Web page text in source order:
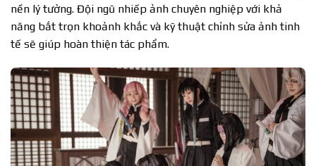
nền lý tưởng. Đội ngũ nhiếp ảnh chuyên nghiệp với khả
năng bắt trọn khoảnh khắc và kỹ thuật chỉnh sửa ảnh tinh
tế sẽ giúp hoàn thiện tác phẩm.